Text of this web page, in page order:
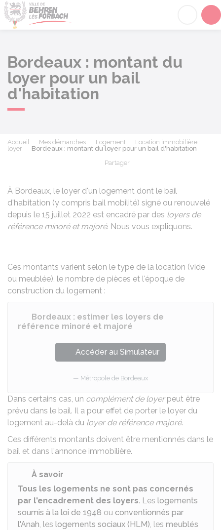
Bordeaux : montant du
loyer pour un bail
d'habitation
Accueil Mes démarches Logement
Location immobilière :
loyer
Bordeaux : montant du loyer pour un bail d'habitation
Partager
À Bordeaux, le loyer d'un logement dont le bail
d'habitation (y compris bail mobilité) signé ou renouvelé
depuis le 15 juillet 2022 est encadré par des loyers de
référence minoré et majoré. Nous vous expliquons.
Ces montants varient selon le type de la location (vide
ou meublée), le nombre de pièces et l'époque de
construction du logement :
Bordeaux : estimer les loyers de
référence minoré et majoré
Accéder au Simulateur
Métropole de Bordeaux
Dans certains cas, un complément de loyerpeut être
prévu dans le bail. Il a pour effet de porter le loyer du
logement au-delà du loyer de référence majoré.
Ces différents montants doivent être mentionnés dans le
bail et dans l'annonce immobilière.
À savoir
Tous les logements ne sont pas concernés
par l'encadrement des loyers. Les logements
soumis à la loi de 1948 ou conventionnés par
l'Anah, les logements sociaux (HLM), les meublés